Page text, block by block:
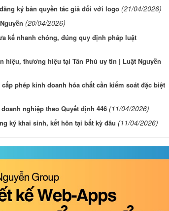
ký bản quyền tác giả đối với logo (21/04/2026)
(20/04/2026)
kế nhanh chóng, đúng quy định pháp luật
hiệu, thương hiệu tại Tân Phú uy tín | Luật Nguyễn
phép kinh doanh hóa chất cần kiểm soát đặc biệt
nghiệp theo Quyết định 446 (11/04/2026)
ký khai sinh, kết hôn tại bất kỳ đâu (11/04/2026)